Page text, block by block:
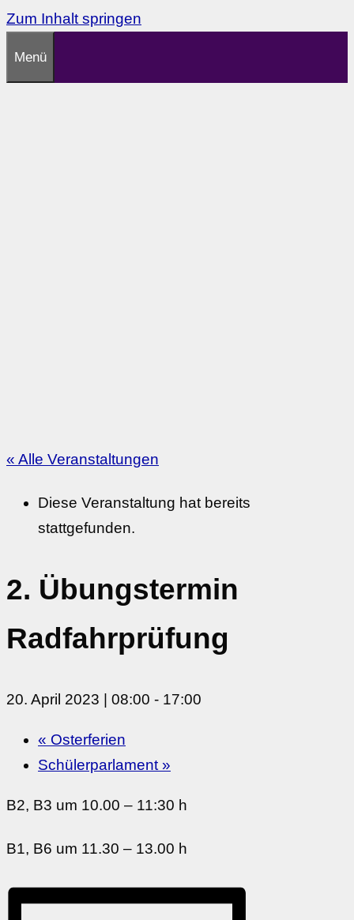
Zum Inhalt springen
Menü
« Alle Veranstaltungen
Diese Veranstaltung hat bereits
stattgefunden.
2. Übungstermin
Radfahrprüfung
20. April 2023 | 08:00 - 17:00
« Osterferien
Schülerparlament»
B2, B3 um 10.00 – 11:30 h
B1, B6 um 11.30 – 13.00 h